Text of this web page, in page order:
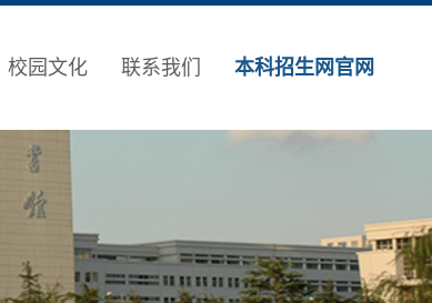
校园文化 联系我们 本科招生网官网